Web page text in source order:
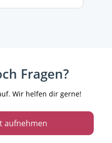
Fragen?
Wir helfen dir gerne!
aufnehmen